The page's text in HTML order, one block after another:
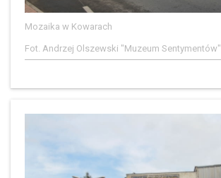
Mozaika w Kowarach
Fot. Andrzej Olszewski "Muzeum Sentymentów"